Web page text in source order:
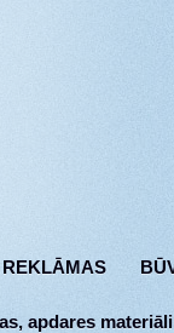
REKLĀMAS
apdares materiāli